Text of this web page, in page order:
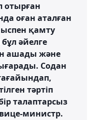
отырған
оған аталған
қамту
әйелге
ашады және
Содан
тәртіп
талаптарсыз
вице-министр.